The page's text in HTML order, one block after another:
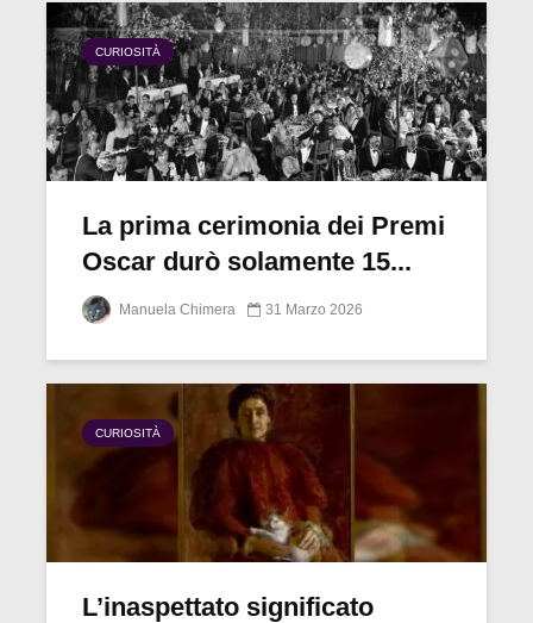
CURIOSITÀ
La prima cerimonia dei Premi
Oscar durò solamente 15...
Manuela Chimera 31 Marzo 2026
CURIOSITÀ
L’inaspettato significato